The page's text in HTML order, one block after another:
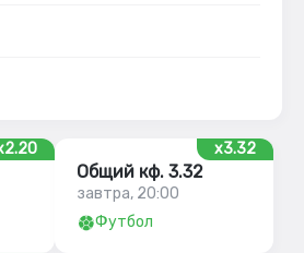
x3.32
Общий кф. 3.32
завтра, 20:00
Футбол